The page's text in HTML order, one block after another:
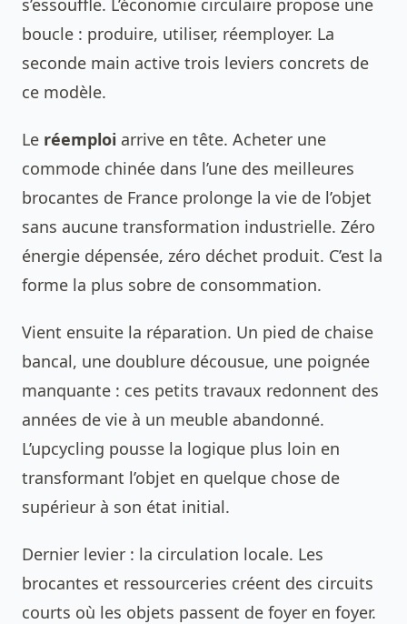
s’essouffle. L’économie circulaire propose une
boucle : produire, utiliser, réemployer. La
seconde main active trois leviers concrets de
ce modèle.
Le réemploi arrive en tête. Acheter une
commode chinée dans l’une des meilleures
brocantes de France prolonge la vie de l’objet
sans aucune transformation industrielle. Zéro
énergie dépensée, zéro déchet produit. C’est la
forme la plus sobre de consommation.
Vient ensuite la réparation. Un pied de chaise
bancal, une doublure décousue, une poignée
manquante : ces petits travaux redonnent des
années de vie à un meuble abandonné.
L’upcycling pousse la logique plus loin en
transformant l’objet en quelque chose de
supérieur à son état initial.
Dernier levier : la circulation locale. Les
brocantes et ressourceries créent des circuits
courts où les objets passent de foyer en foyer.